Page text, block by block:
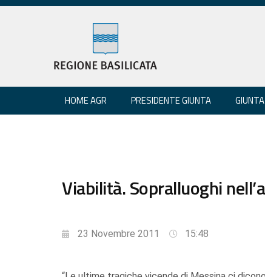
HOME AGR PRESIDENTE GIUNTA
Viabilità. Sopralluoghi
23 Novembre 2011 15:48